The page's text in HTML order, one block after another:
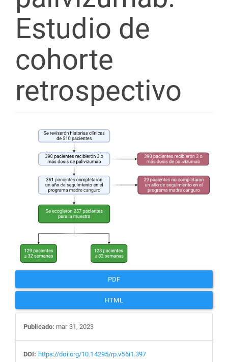
Estudio de
cohorte
retrospectivo
Barra
lateral
del
artículo
PDF
HTML
Publicado: mar 31, 2023
DOI: https://doi.org/10.14295/rp.v56i1.397